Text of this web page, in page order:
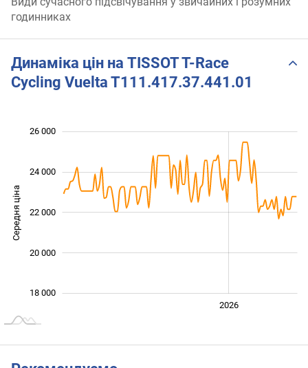
годинниках
Динаміка цін на TISSOT T-Race
Cycling Vuelta T111.417.37.441.01
Середня ціна 19 000
18 000
20 000
22 000
24 000
26 000
2026